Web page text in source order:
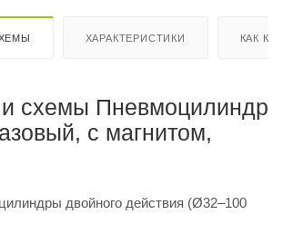
ХАРАКТЕРИСТИКИ КАК
схемы Пневмоцилиндр
с магнитом,
двойного действия (Ø32–100